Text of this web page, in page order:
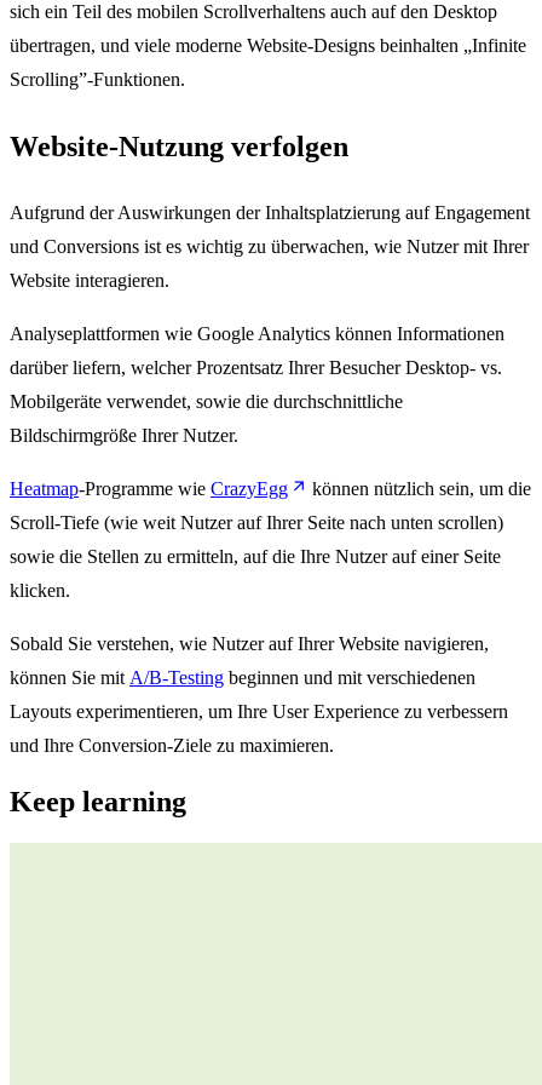
sich ein Teil des mobilen Scrollverhaltens auch auf den Desktop
übertragen, und viele moderne Website-Designs beinhalten „Infinite
Scrolling”-Funktionen.
Website-Nutzung verfolgen
Aufgrund der Auswirkungen der Inhaltsplatzierung auf Engagement
und Conversions ist es wichtig zu überwachen, wie Nutzer mit Ihrer
Website interagieren.
Analyseplattformen wie Google Analytics können Informationen
darüber liefern, welcher Prozentsatz Ihrer Besucher Desktop- vs.
Mobilgeräte verwendet, sowie die durchschnittliche
Bildschirmgröße Ihrer Nutzer.
Heatmap-Programme wie CrazyEgg
können nützlich sein, um die
Scroll-Tiefe (wie weit Nutzer auf Ihrer Seite nach unten scrollen)
sowie die Stellen zu ermitteln, auf die Ihre Nutzer auf einer Seite
klicken.
Sobald Sie verstehen, wie Nutzer auf Ihrer Website navigieren,
können Sie mit A/B-Testing beginnen und mit verschiedenen
Layouts experimentieren, um Ihre User Experience zu verbessern
und Ihre Conversion-Ziele zu maximieren.
Keep learning